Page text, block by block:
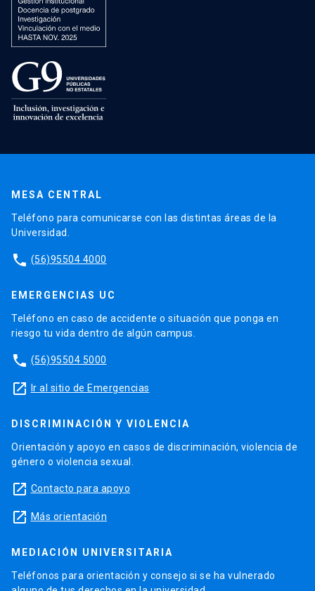
MESA CENTRAL
Teléfono para comunicarse con las distintas áreas de la
Universidad.
phone (56)95504 4000
EMERGENCIAS UC
Teléfono en caso de accidente o situación que ponga en
riesgo tu vida dentro de algún campus.
phone (56)95504 5000
launch Ir al sitio de Emergencias
DISCRIMINACIÓN Y VIOLENCIA
Orientación y apoyo en casos de discriminación, violencia de
género o violencia sexual.
launch Contacto para apoyo
launch Más orientación
MEDIACIÓN UNIVERSITARIA
Teléfonos para orientación y consejo si se ha vulnerado